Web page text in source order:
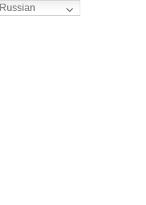
Russian